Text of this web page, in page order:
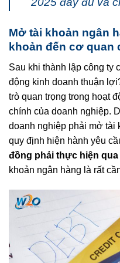
Mở tài khoản ngân
khoản đến cơ quan
Sau khi thành lập công ty
động kinh doanh thuận
trò quan trọng trong hoạt
chính của doanh nghiệp.
doanh nghiệp phải mở tài
quy định hiện hành yêu
đồng phải thực hiện
khoản ngân hàng là rất